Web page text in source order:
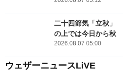
二十四節気「立秋」
の上では今日から秋
2026.08.07 05:00
ウェザーニュースLiVE